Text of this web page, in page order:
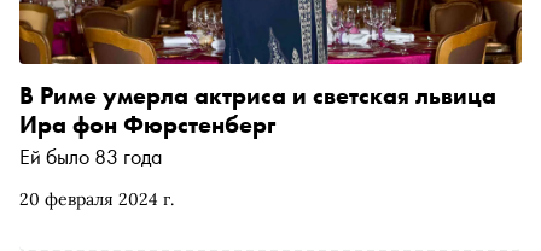
20 февраля 2024 г.
В Риме умерла актриса и светская львица
Ира фон Фюрстенберг
Ей было 83 года